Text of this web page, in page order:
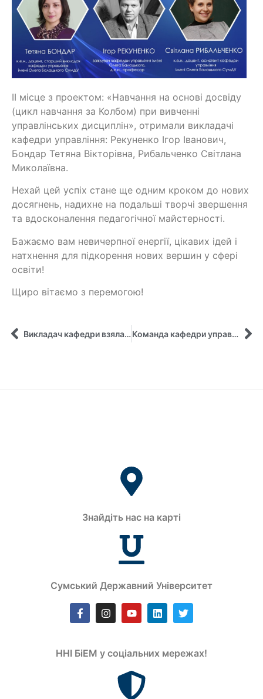
ІІ місце з проектом: «Навчання на основі досвіду
(цикл навчання за Колбом) при вивченні
управлінських дисциплін», отримали викладачі
кафедри управління: Рекуненко Ігор Іванович,
Бондар Тетяна Вікторівна, Рибальченко Світлана
Миколаївна.
Нехай цей успіх стане ще одним кроком до нових
досягнень, надихне на подальші творчі звершення
та вдосконалення педагогічної майстерності.
Бажаємо вам невичерпної енергії, цікавих ідей і
натхнення для підкорення нових вершин у сфері
освіти!
Щиро вітаємо з перемогою!
Викладач кафедри взяла участь у заході «Педагогіка суспільно орієнтованого навчання для розвитку громад під час війни та відбудови» Команда кафедри управління СумДУ представила україно-російський кейс у глобальному віртуальному класі Вашингтонського університету
Знайдіть нас на карті
Сумський Державний Університет
ННІ БіЕМ у соціальних мережах!